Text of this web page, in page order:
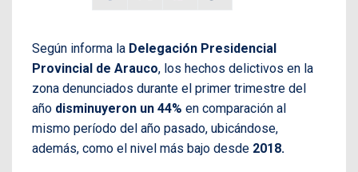
Según informa la Delegación Presidencial
Provincial de Arauco, los hechos delictivos en la
zona denunciados durante el primer trimestre del
año disminuyeron un 44% en comparación al
mismo período del año pasado, ubicándose,
además, como el nivel más bajo desde 2018.